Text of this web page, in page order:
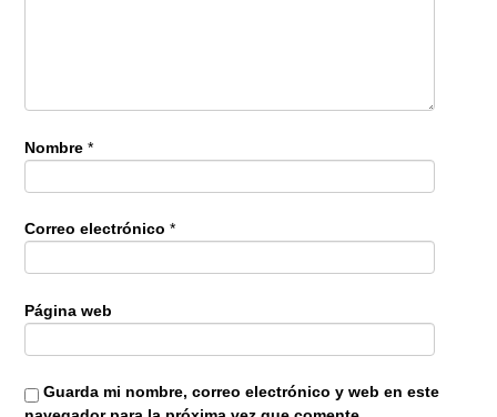
Nombre *
Correo electrónico *
Página web
Guarda mi nombre, correo electrónico y web en este